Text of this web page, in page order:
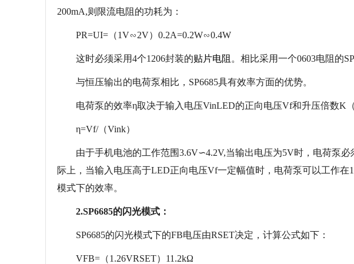
200mA,则限流电阻的功耗为：
PR=UI=（1V∽2V）0.2A=0.2W∽0.4W
这时必须采用4个1206封装的贴片电阻 。相比采用一个0603电阻的
与恒压输出的电荷泵相比，SP6685具有效率方面的优势。
电荷泵的效率η取决于输入电压VinLED的正向电压Vf和升压倍数K（
η=Vf/（Vink）
由于手机电池的工作范围3.6V∽4.2V,当输出电压为5V时，电荷泵必
际上，当输入电压高于LED正向电压Vf一定幅值时，电荷泵可以工作
模式下的效率。
2.SP6685的闪光模式：
SP6685的闪光模式下的FB电压由RSET决定，计算公式如下：
VFB=（1.26VRSET）11.2kΩ